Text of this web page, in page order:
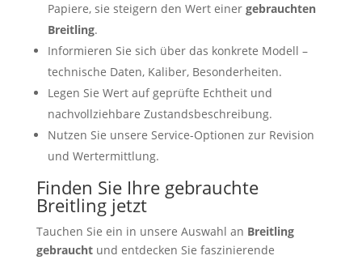
Papiere, sie steigern den Wert einer gebrauchten
Breitling.
Informieren Sie sich über das konkrete Modell –
technische Daten, Kaliber, Besonderheiten.
Legen Sie Wert auf geprüfte Echtheit und
nachvollziehbare Zustandsbeschreibung.
Nutzen Sie unsere Service-Optionen zur Revision
und Wertermittlung.
Finden Sie Ihre gebrauchte
Breitling jetzt
Tauchen Sie ein in unsere Auswahl an Breitling
gebrauchtund entdecken Sie faszinierende